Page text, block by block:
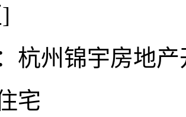
杭州锦宇房地
宅